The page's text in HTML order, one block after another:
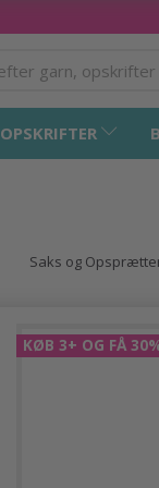
OPSKRIFTER
Saks og
KØB 3+ OG FÅ